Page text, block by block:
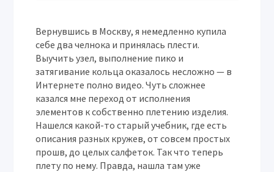
Вернувшись в Москву, я немедленно купила
себе два челнока и принялась плести.
Выучить узел, выполнение пико и
затягивание кольца оказалось несложно — в
Интернете полно видео. Чуть сложнее
казался мне переход от исполнения
элементов к собственно плетению изделия.
Нашелся какой-то старый учебник, где есть
описания разных кружев, от совсем простых
прошв, до целых салфеток. Так что теперь
плету по нему. Правда, нашла там уже